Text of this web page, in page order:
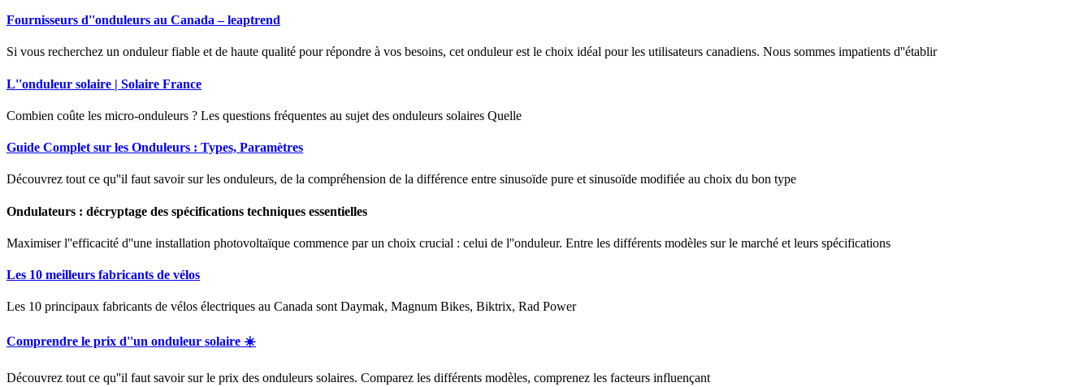
Fournisseurs d''onduleurs au Canada – leaptrend
Si vous recherchez un onduleur fiable et de haute qualité pour répondre à vos besoins, cet onduleur est le choix idéal pour les utilisateurs canadiens. Nous sommes impatients d''établir
L''onduleur solaire | Solaire France
Combien coûte les micro-onduleurs ? Les questions fréquentes au sujet des onduleurs solaires Quelle
Guide Complet sur les Onduleurs : Types, Paramètres
Découvrez tout ce qu''il faut savoir sur les onduleurs, de la compréhension de la différence entre sinusoïde pure et sinusoïde modifiée au choix du bon type
Ondulateurs : décryptage des spécifications techniques essentielles
Maximiser l''efficacité d''une installation photovoltaïque commence par un choix crucial : celui de l''onduleur. Entre les différents modèles sur le marché et leurs spécifications
Les 10 meilleurs fabricants de vélos
Les 10 principaux fabricants de vélos électriques au Canada sont Daymak, Magnum Bikes, Biktrix, Rad Power
Comprendre le prix d''un onduleur solaire ☀️
Découvrez tout ce qu''il faut savoir sur le prix des onduleurs solaires. Comparez les différents modèles, comprenez les facteurs influençant